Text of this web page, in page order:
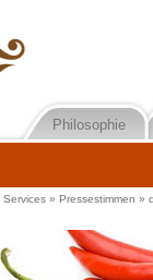
Philosophie
Services» Pressestimmen »